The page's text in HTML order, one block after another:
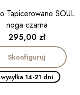
Tapicerowane SOUL
noga czarna
Cena
295,00 zł
Skonfiguruj
wysyłka 14-21 dni